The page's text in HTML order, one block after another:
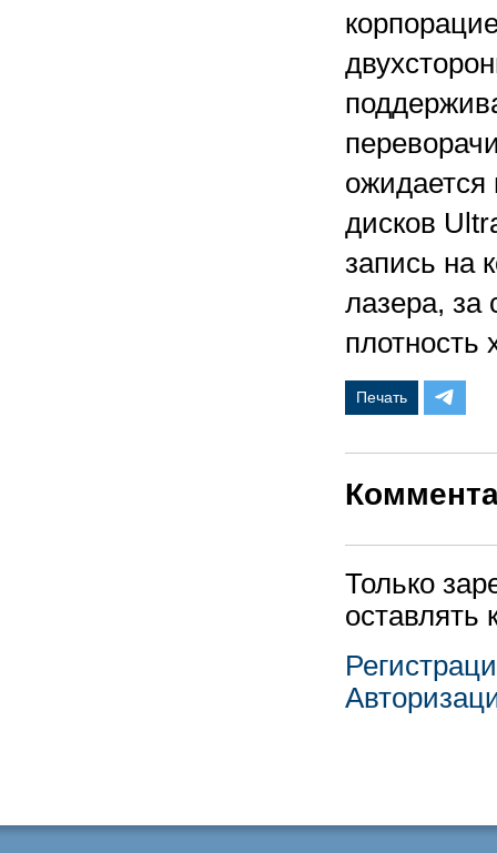
ожидается
дисков
запись на
лазера, за
плотность
Печать
Только
оставлять